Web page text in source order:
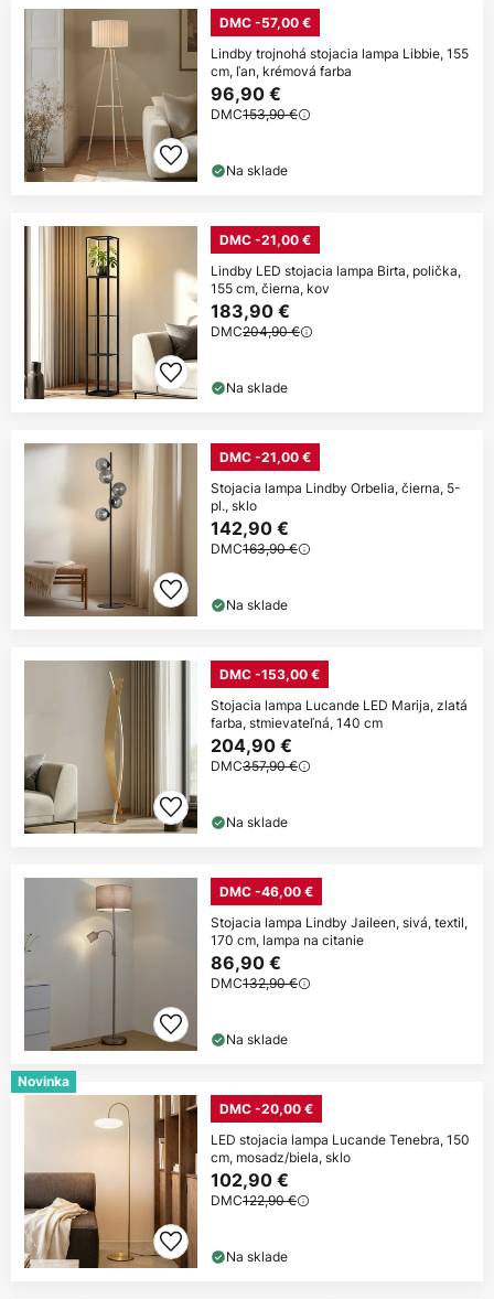
DMC -57,00 €
Lindby trojnohá stojacia lampa Libbie, 155
cm, ľan, krémová farba
96,90 €
DMC153,90 €
Na sklade
DMC -21,00 €
Lindby LED stojacia lampa Birta, polička,
155 cm, čierna, kov
183,90 €
DMC204,90 €
Na sklade
DMC -21,00 €
Stojacia lampa Lindby Orbelia, čierna, 5-
pl., sklo
142,90 €
DMC163,90 €
Na sklade
DMC -153,00 €
Stojacia lampa Lucande LED Marija, zlatá
farba, stmievateľná, 140 cm
204,90 €
DMC357,90 €
Na sklade
DMC -46,00 €
Stojacia lampa Lindby Jaileen, sivá, textil,
170 cm, lampa na citanie
86,90 €
DMC132,90 €
Na sklade
Novinka
DMC -20,00 €
LED stojacia lampa Lucande Tenebra, 150
cm, mosadz/biela, sklo
102,90 €
DMC122,90 €
Na sklade